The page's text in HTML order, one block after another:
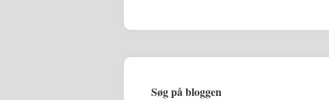
Søg på bloggen